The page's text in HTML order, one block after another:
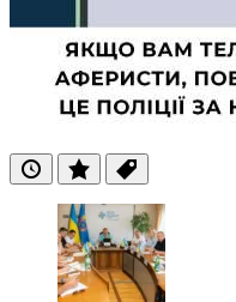
ОстанніПопулярні
Теги